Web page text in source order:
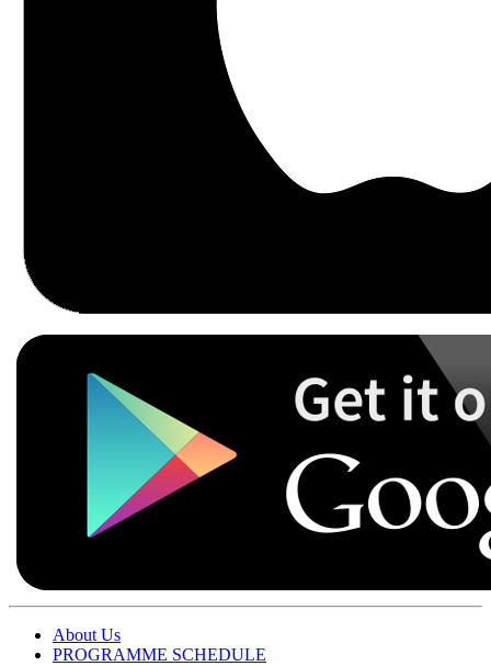
About Us
PROGRAMME SCHEDULE